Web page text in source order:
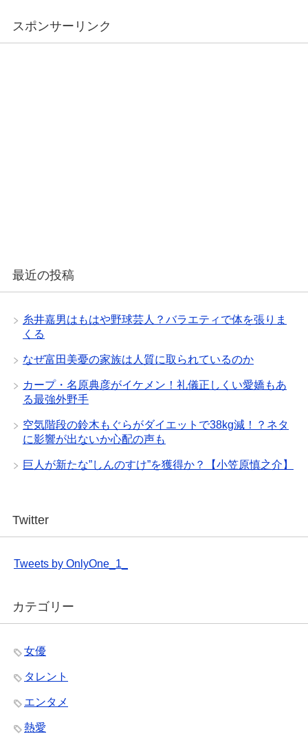
スポンサーリンク
最近の投稿
糸井嘉男はもはや野球芸人？バラエティで体を張りま
くる
なぜ富田美憂の家族は人質に取られているのか
カープ・名原典彦がイケメン！礼儀正しくい愛嬌もあ
る最強外野手
空気階段の鈴木もぐらがダイエットで38kg減！？ネタ
に影響が出ないか心配の声も
巨人が新たな”しんのすけ”を獲得か？【小笠原慎之介】
Twitter
Tweets by OnlyOne_1_
カテゴリー
女優
タレント
エンタメ
熱愛